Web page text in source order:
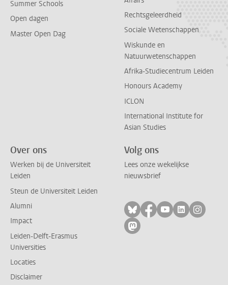
Summer Schools
Open dagen
Master Open Dag
Rechtsgeleerdheid
Sociale Wetenschappen
Wiskunde en
Natuurwetenschappen
Afrika-Studiecentrum Leiden
Honours Academy
ICLON
International Institute for
Asian Studies
Over ons
Werken bij de Universiteit
Leiden
Steun de Universiteit Leiden
Alumni
Impact
Leiden-Delft-Erasmus
Universities
Locaties
Disclaimer
Volg ons
Lees onze wekelijkse
nieuwsbrief
Volg ons op bluesky
Volg ons op
Volg ons op
Volg ons
Volg
Volg ons op mastodon